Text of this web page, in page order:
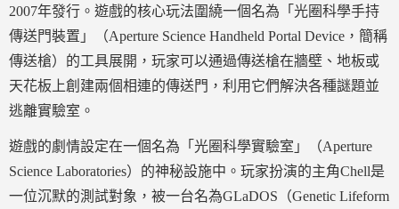
2007年發行。遊戲的核心玩法圍繞一個名為「光圈科學手持
傳送門裝置」（Aperture Science Handheld Portal Device，簡稱
傳送槍）的工具展開，玩家可以通過傳送槍在牆壁、地板或
天花板上創建兩個相連的傳送門，利用它們解決各種謎題並
逃離實驗室。
遊戲的劇情設定在一個名為「光圈科學實驗室」（Aperture
Science Laboratories）的神秘設施中。玩家扮演的主角Chell是
一位沉默的測試對象，被一台名為GLaDOS（Genetic Lifeform